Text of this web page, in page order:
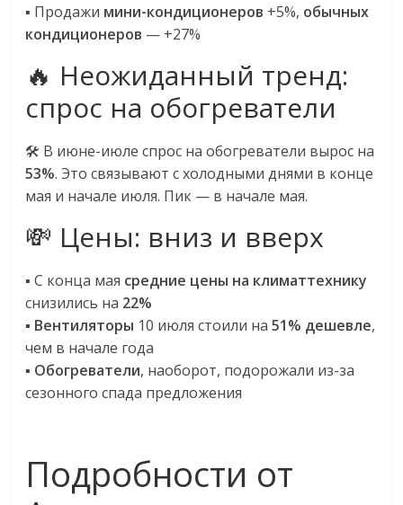
▪️ Продажи мини-кондиционеров +5%, обычных
кондиционеров — +27%
🔥 Неожиданный тренд:
спрос на обогреватели
🛠️ В июне-июле спрос на обогреватели вырос на
53%. Это связывают с холодными днями в конце
мая и начале июля. Пик — в начале мая.
💸 Цены: вниз и вверх
▪️ С конца мая средние цены на климаттехнику
снизились на 22%
▪️ Вентиляторы 10 июля стоили на51% дешевле,
чем в начале года
▪️ Обогреватели, наоборот, подорожали из-за
сезонного спада предложения
Подробности от